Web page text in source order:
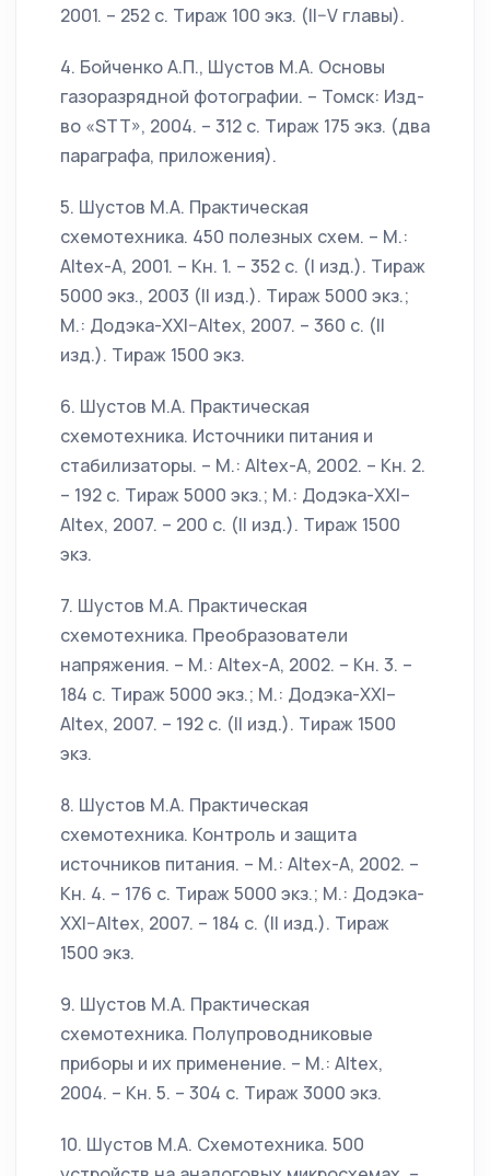
2001. – 252 с. Тираж 100 экз. (II–V главы).
4. Бойченко А.П., Шустов М.А. Основы
газоразрядной фотографии. – Томск: Изд-
во «STT», 2004. – 312 с. Тираж 175 экз. (два
параграфа, приложения).
5. Шустов М.А. Практическая
схемотехника. 450 полезных схем. – М.:
Altex-A, 2001. – Кн. 1. – 352 с. (I изд.). Тираж
5000 экз., 2003 (II изд.). Тираж 5000 экз.;
М.: Додэка-XXI–Altex, 2007. – 360 с. (II
изд.). Тираж 1500 экз.
6. Шустов М.А. Практическая
схемотехника. Источники питания и
стабилизаторы. – М.: Altex-A, 2002. – Кн. 2.
– 192 с. Тираж 5000 экз.; М.: Додэка-XXI–
Altex, 2007. – 200 с. (II изд.). Тираж 1500
экз.
7. Шустов М.А. Практическая
схемотехника. Преобразователи
напряжения. – М.: Altex-A, 2002. – Кн. 3. –
184 с. Тираж 5000 экз.; М.: Додэка-XXI–
Altex, 2007. – 192 с. (II изд.). Тираж 1500
экз.
8. Шустов М.А. Практическая
схемотехника. Контроль и защита
источников питания. – М.: Altex-A, 2002. –
Кн. 4. – 176 с. Тираж 5000 экз.; М.: Додэка-
XXI–Altex, 2007. – 184 с. (II изд.). Тираж
1500 экз.
9. Шустов М.А. Практическая
схемотехника. Полупроводниковые
приборы и их применение. – М.: Altex,
2004. – Кн. 5. – 304 с. Тираж 3000 экз.
10. Шустов М.А. Схемотехника. 500